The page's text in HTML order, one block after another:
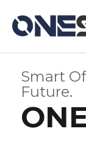
Smart
Future.